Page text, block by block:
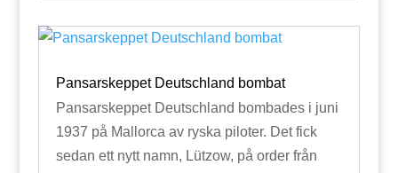
Pansarskeppet Deutschland bombat
Pansarskeppet Deutschland bombades i juni
1937 på Mallorca av ryska piloter. Det fick
sedan ett nytt namn, Lützow, på order från